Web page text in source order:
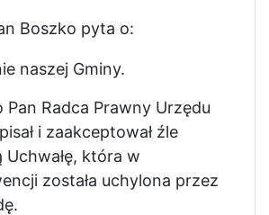
Boszko pyta o:
naszej Gminy.
Pan Radca Prawny Urzędu
i zaakceptował źle
Uchwałę, która w
została uchylona przez